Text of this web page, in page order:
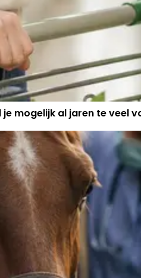
mogelijk al jaren te veel